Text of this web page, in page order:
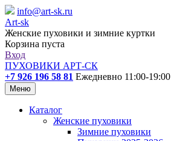
info@art-sk.ru
Art-sk
Женские пуховики и зимние куртки
Корзина пуста
Вход
ПУХОВИКИ АРТ-СК
+7 926 196 58 81 Ежедневно 11:00-19:00
Меню
Каталог
Женские пуховики
Зимние пуховики